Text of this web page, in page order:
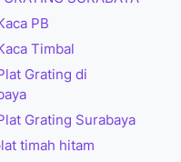
PB
Timbal
Grating di
Grating Surabaya
timah hitam